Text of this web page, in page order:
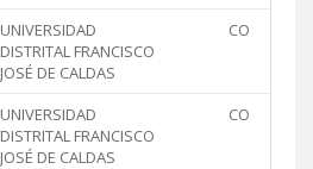
UNIVERSIDAD
DISTRITAL FRANCISCO
JOSÉ DE CALDAS
CO
UNIVERSIDAD
DISTRITAL FRANCISCO
JOSÉ DE CALDAS
CO